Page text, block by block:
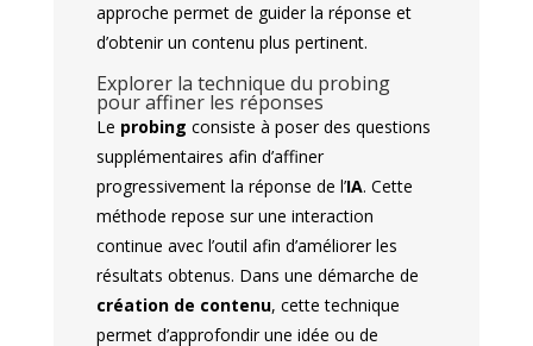
approche permet de guider la réponse et
d’obtenir un contenu plus pertinent.
Explorer la technique du probing
pour affiner les réponses
Le probing consiste à poser des questions
supplémentaires afin d’affiner
progressivement la réponse de l’IA. Cette
méthode repose sur une interaction
continue avec l’outil afin d’améliorer les
résultats obtenus. Dans une démarche de
création de contenu, cette technique
permet d’approfondir une idée ou de